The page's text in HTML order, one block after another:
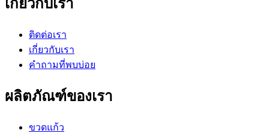
เกี่ยวกับเรา
ติดต่อเรา
เกี่ยวกับเรา
คำถามที่พบบ่อย
ผลิตภัณฑ์ของเรา
ขวดแก้ว